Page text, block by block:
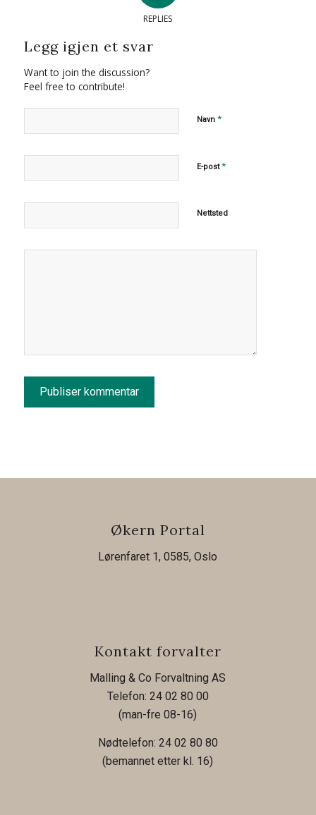
REPLIES
Legg igjen et svar
Want to join the discussion?
Feel free to contribute!
Navn *
E-post*
Nettsted
Økern Portal
Lørenfaret 1, 0585, Oslo
Kontakt forvalter
Malling & Co Forvaltning AS
Telefon: 24 02 80 00
(man-fre 08-16)
Nødtelefon: 24 02 80 80
(bemannet etter kl. 16)